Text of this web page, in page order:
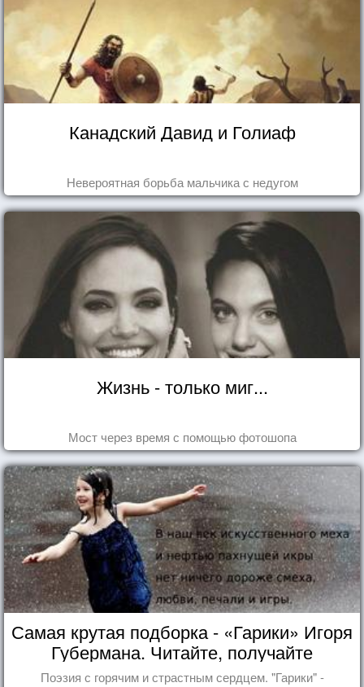
Канадский Давид и Голиаф
Невероятная борьба мальчика с недугом
Жизнь - только миг...
Мост через время с помощью фотошопа
Самая крутая подборка - «Гарики» Игоря
Губермана. Читайте, получайте
удовольствие!
Поэзия с горячим и страстным сердцем. "Гарики" -